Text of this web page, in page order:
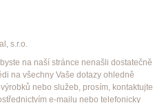
s.r.o.
na naší stránce nenašli dostatečně
na všechny Vaše dotazy ohledně
nebo služeb, prosím, kontaktujte
e-mailu nebo telefonicky